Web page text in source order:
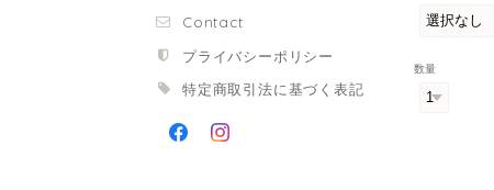
Contact
プライバシーポリシー
特定商取引法に基づく表記
数量